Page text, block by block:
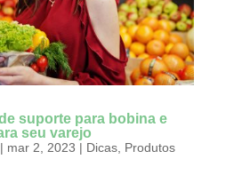
suporte para bobina e
seu varejo
mar 2, 2023 | Dicas, Produtos